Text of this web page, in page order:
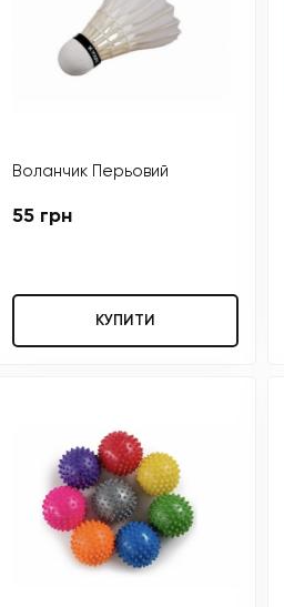
Воланчик Перьовий
55 грн
КУПИТИ